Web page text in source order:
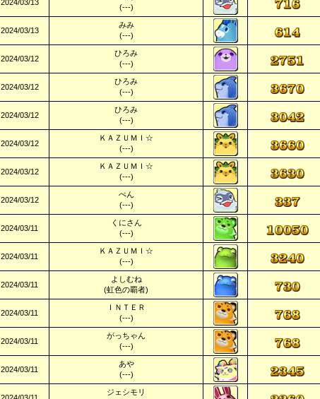
2024/03/13
(---)
2024/03/13
みみ
(---)
2024/03/12
ひろみ
(---)
2024/03/12
ひろみ
(---)
2024/03/12
ひろみ
(---)
2024/03/12
ＫＡＺＵＭＩ☆
(---)
2024/03/12
ＫＡＺＵＭＩ☆
(---)
2024/03/12
ぺん
(---)
2024/03/11
くにさん
(---)
2024/03/11
ＫＡＺＵＭＩ☆
(---)
2024/03/11
よしむね
(虹色の覇者)
2024/03/11
ＩＮＴＥＲ
(---)
2024/03/11
がっちゃん
(---)
2024/03/11
あや
(---)
ジェシモリ